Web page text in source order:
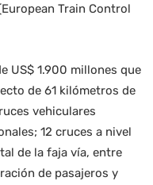
Train Control
US$ 1.900 millones que
de 61 kilómetros de
vehiculares
12 cruces a nivel
de la faja vía, entre
de pasajeros y